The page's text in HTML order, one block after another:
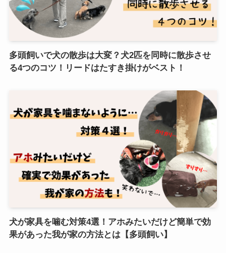
多頭飼いで犬の散歩は大変？犬2匹を同時に散歩させ
る4つのコツ！リードはたすき掛けがベスト！
犬が家具を噛む対策4選！アホみたいだけど簡単で効
果があった我が家の方法とは【多頭飼い】